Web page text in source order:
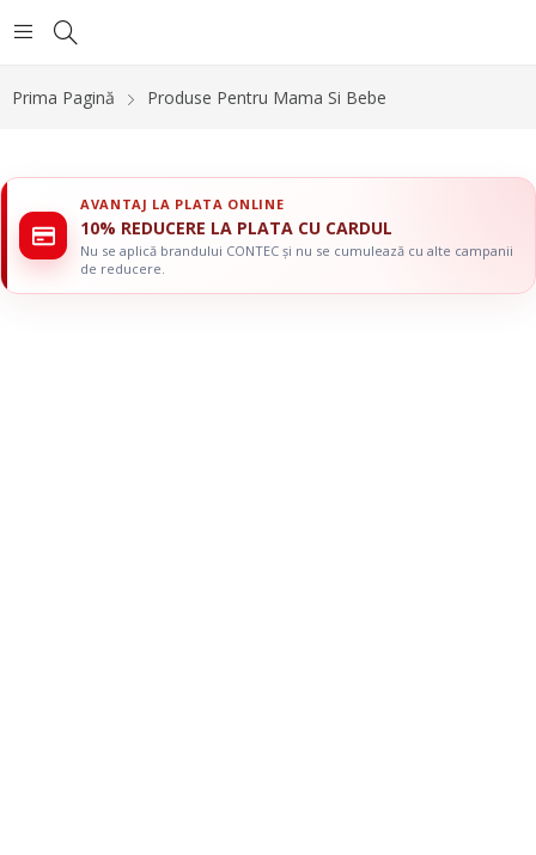
Prima Pagină Produse Pentru Mama Si Bebe
AVANTAJ LA PLATA ONLINE
10% REDUCERE LA PLATA CU CARDUL
Nu se aplică brandului CONTEC și nu se cumulează cu alte campanii
de reducere.